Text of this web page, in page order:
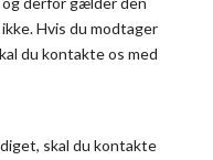
Hvis du modtager
du kontakte os med
skal du kontakte